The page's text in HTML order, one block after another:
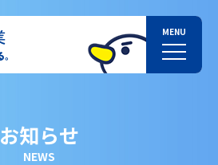
お知らせ
NEWS